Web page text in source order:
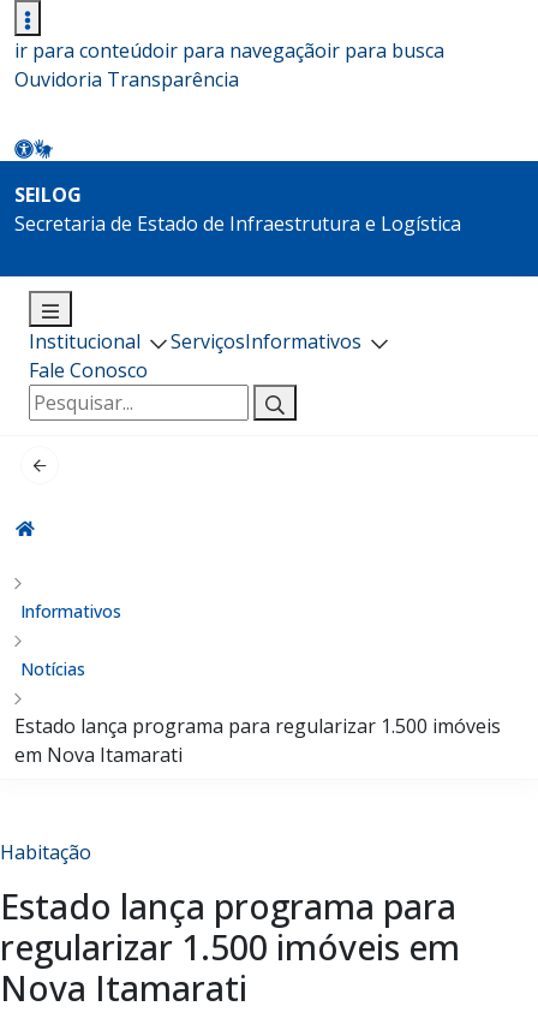
ir para conteúdoir para navegaçãoir para busca
Ouvidoria Transparência
SEILOG
Secretaria de Estado de Infraestrutura e Logística
Institucional ServiçosInformativos
Fale Conosco
Pesquisar
por:
Informativos
Notícias
Estado lança programa para regularizar 1.500 imóveis
em Nova Itamarati
Habitação
Estado lança programa para
regularizar 1.500 imóveis em
Nova Itamarati